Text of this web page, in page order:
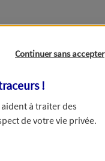
Continuer sans accepter
!
à traiter des
de votre vie privée.